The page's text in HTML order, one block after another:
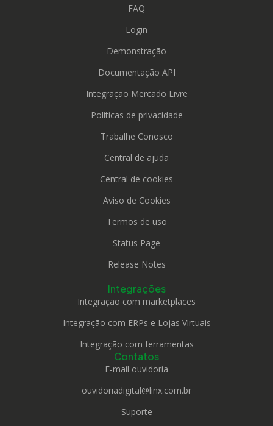
FAQ
Login
Demonstração
Documentação API
Integração Mercado Livre
Políticas de privacidade
Trabalhe Conosco
Central de ajuda
Central de cookies
Aviso de Cookies
Termos de uso
Status Page
Release Notes
Integrações
Integração com marketplaces
Integração com ERPs e Lojas Virtuais
Integração com ferramentas
Contatos
E-mail ouvidoria
ouvidoriadigital@linx.com.br
Suporte